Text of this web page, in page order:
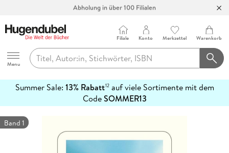
Abholung in über 100 Filialen
Hugendubel
Menu
Filiale Konto Merkzettel Warenkorb
Summer Sale: 13% Rabatt12auf viele Sortimente mit dem
CodeSOMMER13
erfahren
Band 1